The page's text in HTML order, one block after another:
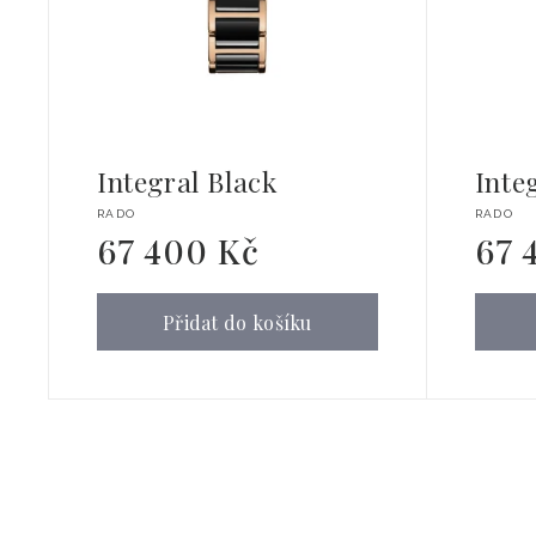
Integral Black
Dodavatel:
RADO
Běžná
cena
67 400 Kč
Přidat do košíku
RADO
Běžná
cena
67